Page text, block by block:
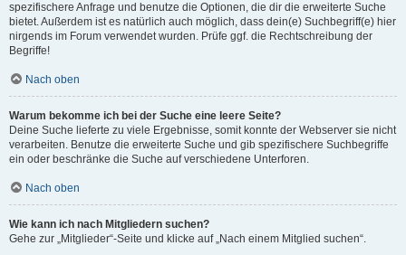
spezifischere Anfrage und benutze die Optionen, die dir die erweiterte Suche
bietet. Außerdem ist es natürlich auch möglich, dass dein(e) Suchbegriff(e) hier
nirgends im Forum verwendet wurden. Prüfe ggf. die Rechtschreibung der
Begriffe!
Nach oben
Warum bekomme ich bei der Suche eine leere Seite?
Deine Suche lieferte zu viele Ergebnisse, somit konnte der Webserver sie nicht
verarbeiten. Benutze die erweiterte Suche und gib spezifischere Suchbegriffe
ein oder beschränke die Suche auf verschiedene Unterforen.
Nach oben
Wie kann ich nach Mitgliedern suchen?
Gehe zur „Mitglieder“-Seite und klicke auf „Nach einem Mitglied suchen“.